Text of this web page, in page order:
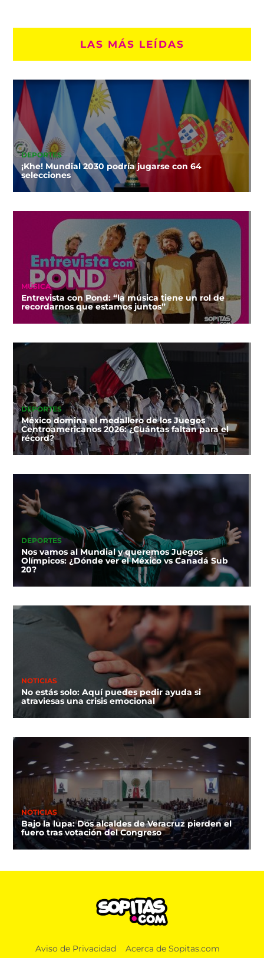
LAS MÁS LEÍDAS
DEPORTES
¡Khe! Mundial 2030 podría jugarse con 64
selecciones
MÚSICA
Entrevista con Pond: “la música tiene un rol de
recordarnos que estamos juntos”
DEPORTES
México domina el medallero de los Juegos
Centroamericanos 2026: ¿Cuántas faltan para el
récord?
DEPORTES
Nos vamos al Mundial y queremos Juegos
Olímpicos: ¿Dónde ver el México vs Canadá Sub
20?
NOTICIAS
No estás solo: Aquí puedes pedir ayuda si
atraviesas una crisis emocional
NOTICIAS
Bajo la lupa: Dos alcaldes de Veracruz pierden el
fuero tras votación del Congreso
Aviso de Privacidad Acerca de Sopitas.com